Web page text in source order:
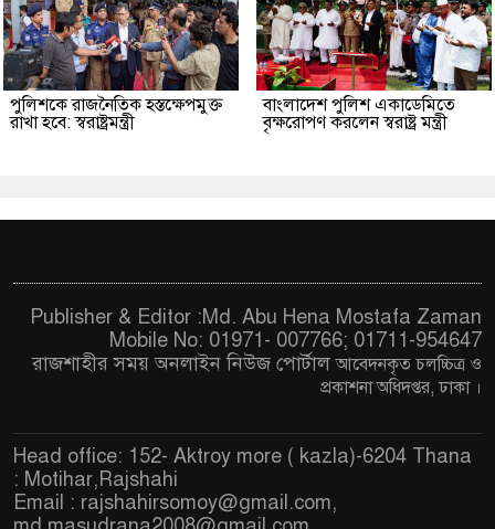
পুলিশকে রাজনৈতিক হস্তক্ষেপমুক্ত
রাখা হবে: স্বরাষ্ট্রমন্ত্রী
বাংলাদেশ পুলিশ একাডেমিতে
বৃক্ষরোপণ করলেন স্বরাষ্ট্র মন্ত্রী
Publisher & Editor :Md. Abu Hena Mostafa Zaman
Mobile No: 01971- 007766; 01711-954647
রাজশাহীর সময় অনলাইন নিউজ পোর্টালআবেদনকৃত চলচ্চিত্র ও
প্রকাশনা অধিদপ্তর, ঢাকা ।
Head office: 152- Aktroy more ( kazla)-6204 Thana
: Motihar,Rajshahi
Email : rajshahirsomoy@gmail.com,